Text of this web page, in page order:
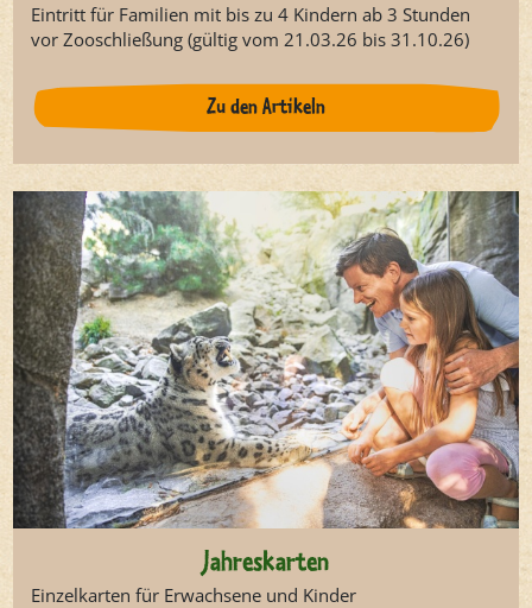
Eintritt für Familien mit bis zu 4 Kindern ab 3 Stunden
vor Zooschließung (gültig vom 21.03.26 bis 31.10.26)
Zu den Artikeln
Jahreskarten
Einzelkarten für Erwachsene und Kinder